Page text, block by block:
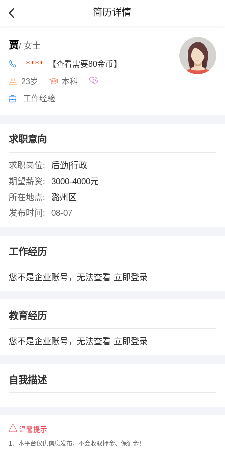
简历详情
贾/ 女士
**** 【查看需要80金币】
23岁 本科
工作经验
求职意向
求职岗位:
后勤|行政
期望薪资:
3000-4000元
所在地点:
潞州区
发布时间:
08-07
工作经历
您不是企业账号，无法查看 立即登录
教育经历
您不是企业账号，无法查看 立即登录
自我描述
温馨提示
1、本平台仅供信息发布，不会收取押金、保证金！